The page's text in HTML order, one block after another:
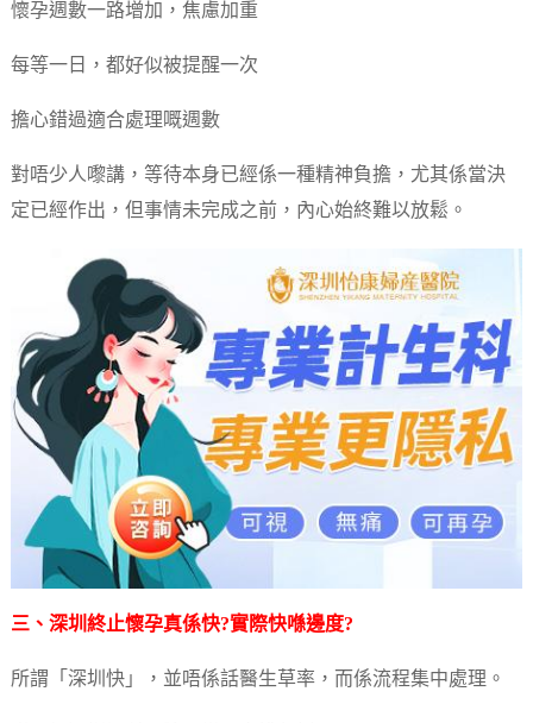
懷孕週數一路增加，焦慮加重
每等一日，都好似被提醒一次
擔心錯過適合處理嘅週數
對唔少人嚟講，等待本身已經係一種精神負擔，尤其係當決
定已經作出，但事情未完成之前，內心始終難以放鬆。
三、深圳終止懷孕真係快?實際快喺邊度?
所謂「深圳快」，並唔係話醫生草率，而係流程集中處理。